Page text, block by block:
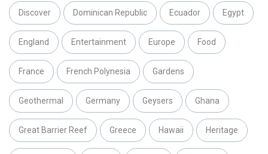
Discover Dominican Republic Ecuador Egypt
England Entertainment Europe Food
France French Polynesia Gardens
Geothermal Germany Geysers Ghana
Great Barrier Reef Greece Hawaii Heritage